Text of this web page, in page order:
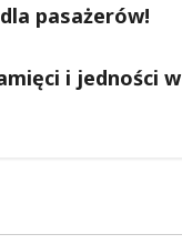
pasażerów!
i jedności w